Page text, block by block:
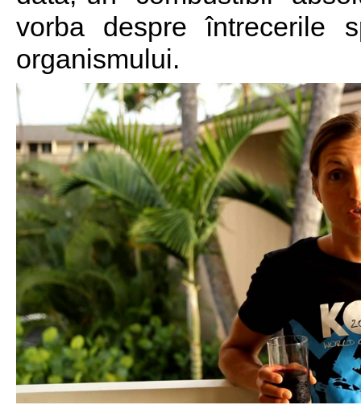
vorba despre întrecerile
organismului.